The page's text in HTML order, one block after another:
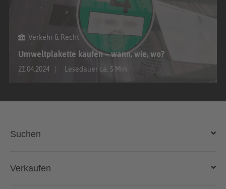
Verkehr & Recht
Umweltplakette kaufen – wann, wie, wo?
21.04.2024 Lesedauer ca. 5 Min
Suchen
Auto kaufen
Verkaufen